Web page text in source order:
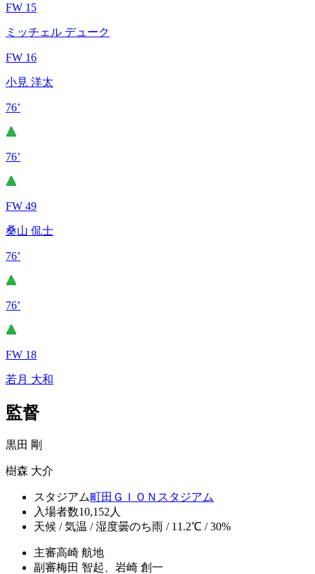
FW 15
ミッチェル デューク
FW 16
小見 洋太
76’
76’
FW 49
桑山 侃士
76’
76’
FW 18
若月 大和
監督
黒田 剛
樹森 大介
スタジアム町田ＧＩＯＮスタジアム
入場者数10,152人
天候 / 気温 / 湿度曇のち雨 / 11.2℃ / 30%
主審高崎 航地
副審梅田 智起、岩崎 創一